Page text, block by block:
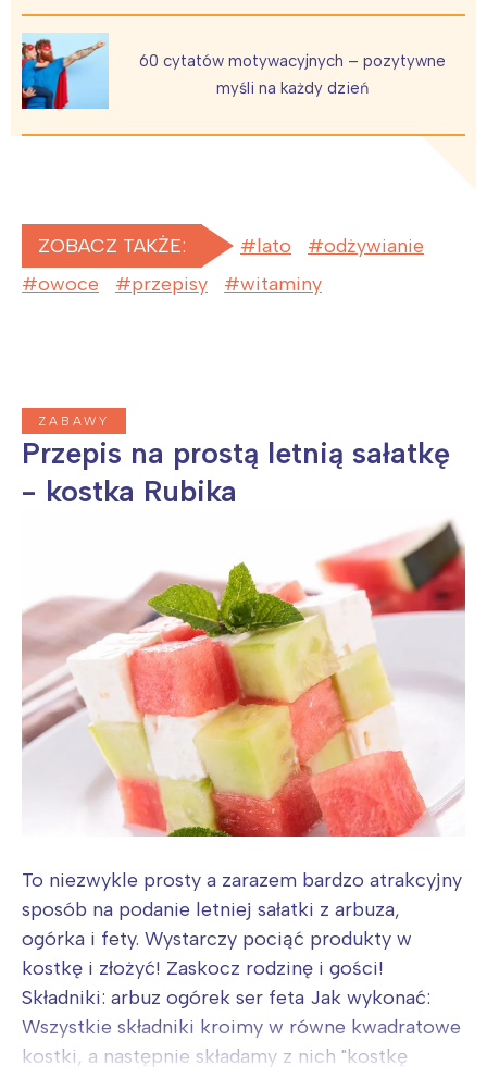
60 cytatów motywacyjnych – pozytywne
myśli na każdy dzień
ZOBACZ TAKŻE: lato
odżywianie
owoce
przepisy witaminy
ZABAWY
Przepis na prostą letnią sałatkę
- kostka Rubika
To niezwykle prosty a zarazem bardzo atrakcyjny
sposób na podanie letniej sałatki z arbuza,
ogórka i fety. Wystarczy pociąć produkty w
kostkę i złożyć! Zaskocz rodzinę i gości!
Składniki: arbuz ogórek ser feta Jak wykonać:
Wszystkie składniki kroimy w równe kwadratowe
kostki, a następnie składamy z nich "kostkę